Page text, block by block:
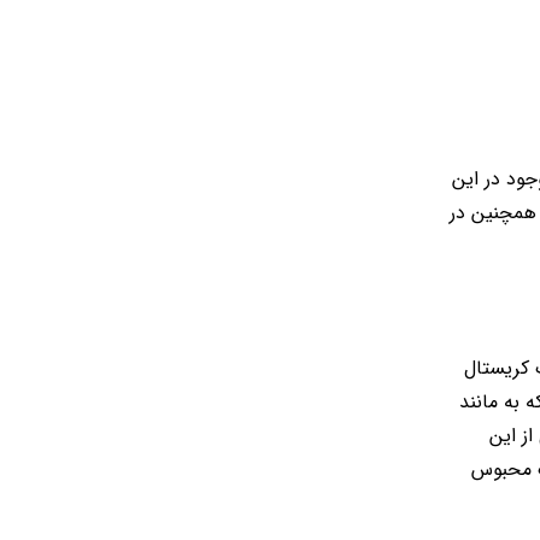
در این
در
کریستال
به مانند
این
محبوس